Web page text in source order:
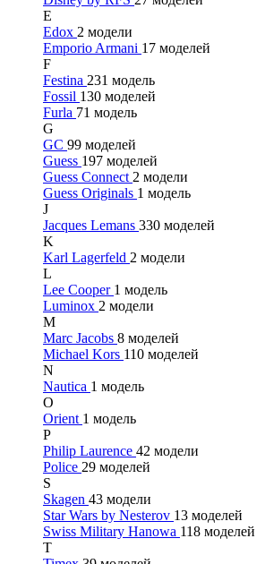
E
Edox 2 модели
Emporio Armani 17 моделей
F
Festina 231 модель
Fossil 130 моделей
Furla 71 модель
G
GC 99 моделей
Guess 197 моделей
Guess Connect 2 модели
Guess Originals 1 модель
J
Jacques Lemans 330 моделей
K
Karl Lagerfeld 2 модели
L
Lee Cooper 1 модель
Luminox 2 модели
M
Marc Jacobs 8 моделей
Michael Kors 110 моделей
N
Nautica 1 модель
O
Orient 1 модель
P
Philip Laurence 42 модели
Police 29 моделей
S
Skagen 43 модели
Star Wars by Nesterov 13 моделей
Swiss Military Hanowa 118 моделей
T